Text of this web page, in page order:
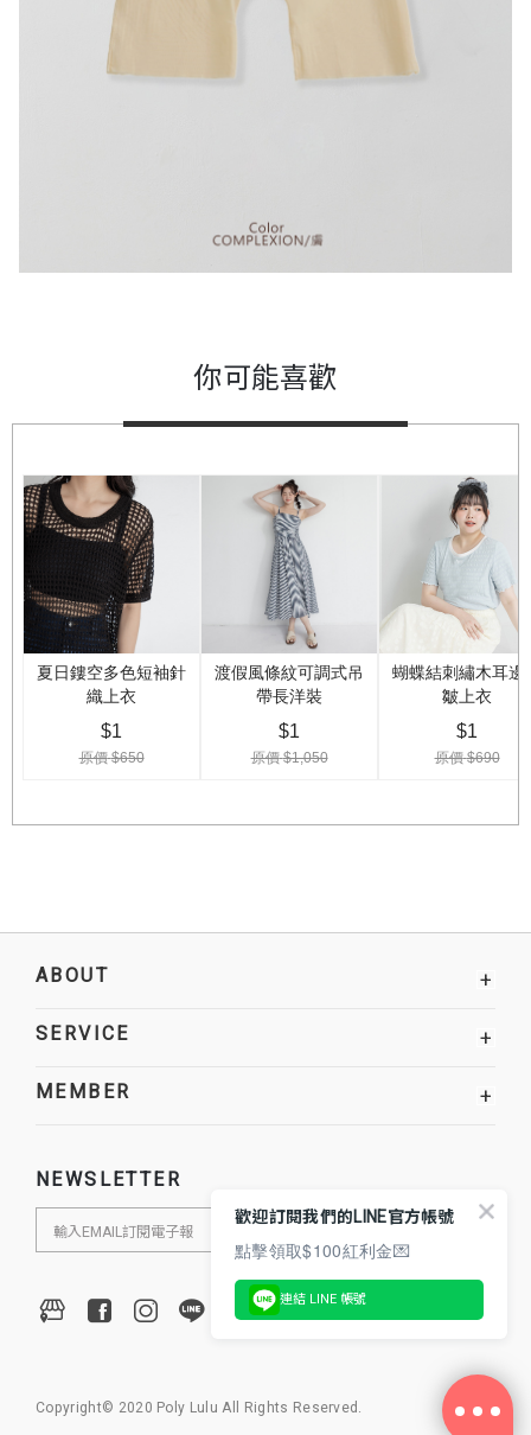
你可能喜歡
ABOUT +
SERVICE +
MEMBER +
NEWSLETTER
Copyright© 2020 Poly Lulu All Rights Reserved.
歡迎訂閱我們的LINE官方帳號
點擊領取$100紅利金💌
連結 LINE 帳號